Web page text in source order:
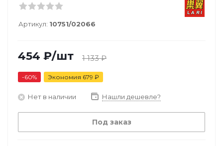
Артикул: 10751/02066
454 ₽/шт 1 133₽
-60% Экономия 679 ₽
Нет в наличии Нашли дешевле?
Под заказ